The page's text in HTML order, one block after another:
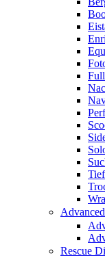
Advanced
Rescue